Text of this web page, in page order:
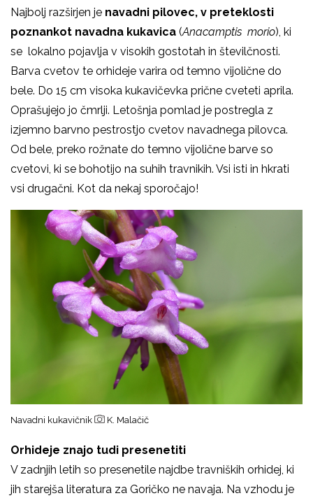
Najbolj razširjen je navadni pilovec, v preteklosti
poznankot navadna kukavica (Anacamptis morio), ki
se lokalno pojavlja v visokih gostotah in številčnosti.
Barva cvetov te orhideje varira od temno vijolične do
bele. Do 15 cm visoka kukavičevka prične cveteti aprila.
Oprašujejo jo čmrlji. Letošnja pomlad je postregla z
izjemno barvno pestrostjo cvetov navadnega pilovca.
Od bele, preko rožnate do temno vijolične barve so
cvetovi, ki se bohotijo na suhih travnikih. Vsi isti in hkrati
vsi drugačni. Kot da nekaj sporočajo!
Navadni kukavičnik K. Malačič
Orhideje znajo tudi presenetiti
V zadnjih letih so presenetile najdbe travniških orhidej, ki
jih starejša literatura za Goričko ne navaja. Na vzhodu je